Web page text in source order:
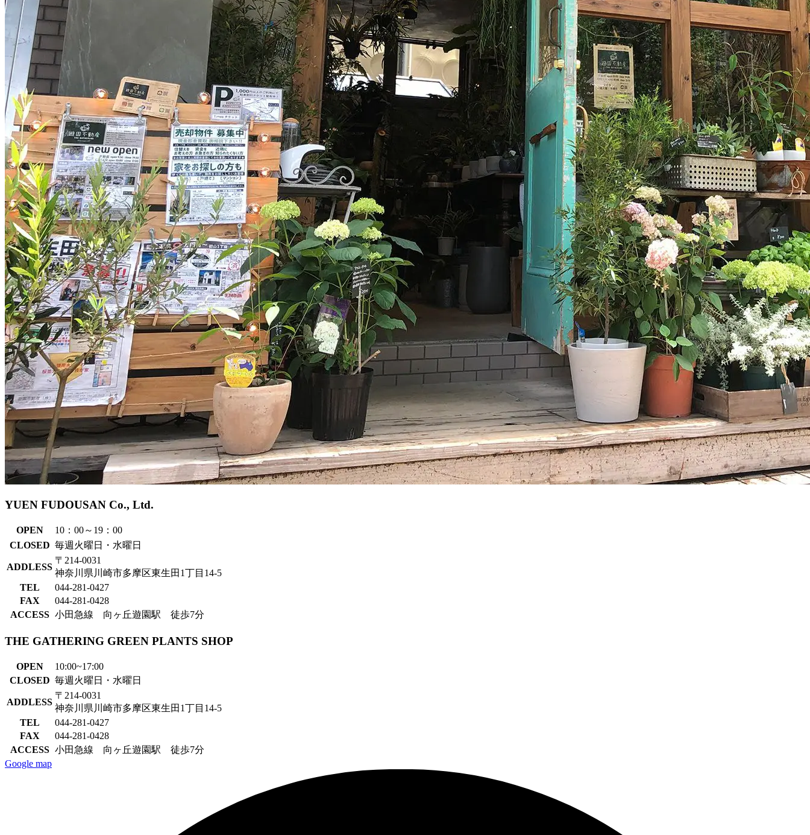
YUEN FUDOUSAN Co., Ltd.
OPEN
10：00～19：00
CLOSED 毎週火曜日・水曜日
ADDLESS
〒214-0031
神奈川県川崎市多摩区東生田1丁目14-5
TEL
044-281-0427
FAX
044-281-0428
ACCESS 小田急線 向ヶ丘遊園駅 徒歩7分
THE GATHERING GREEN PLANTS SHOP
OPEN
10:00~17:00
CLOSED 毎週火曜日・水曜日
ADDLESS
〒214-0031
神奈川県川崎市多摩区東生田1丁目14-5
TEL
044-281-0427
FAX
044-281-0428
ACCESS 小田急線 向ヶ丘遊園駅 徒歩7分
Google map